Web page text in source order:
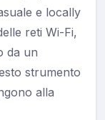
e locally
reti Wi-Fi,
da un
strumento
alla